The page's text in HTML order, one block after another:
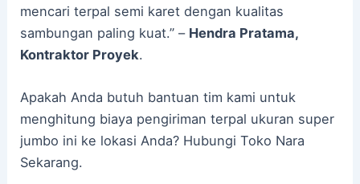
mencari terpal semi karet dengan kualitas
sambungan paling kuat.” – Hendra Pratama,
Kontraktor Proyek.
Apakah Anda butuh bantuan tim kami untuk
menghitung biaya pengiriman terpal ukuran super
jumbo ini ke lokasi Anda? Hubungi Toko Nara
Sekarang.